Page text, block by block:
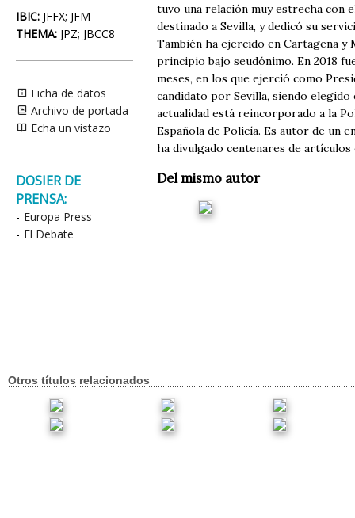
IBIC: JFFX; JFM
THEMA: JPZ; JBCC8
Ficha de datos
Archivo de portada
Echa un vistazo
DOSIER DE
PRENSA:
- Europa Press
- El Debate
tuvo una relación muy estrecha con
destinado a Sevilla, y dedicó su
También ha ejercido en Cartagena y
principio bajo seudónimo. En 2018
meses, en los que ejerció como
candidato por Sevilla, siendo elegido
actualidad está reincorporado a la
Española de Policía. Es autor de un
ha divulgado centenares de
Del mismo autor
Otros títulos relacionados